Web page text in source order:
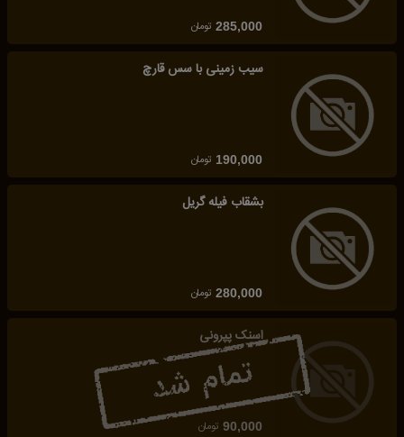
285,000 تومان
سیب زمینی با سس قارچ
190,000 تومان
بشقاب فیله گریل
280,000 تومان
اسنک پپرونی
90,000 تومان